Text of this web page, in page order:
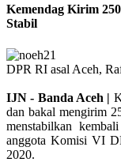
Kemendag Kirim
Stabil
DPR RI asal Aceh,
IJN - Banda Aceh |
dan bakal mengirim
menstabilkan
anggota Komisi VI
2020.